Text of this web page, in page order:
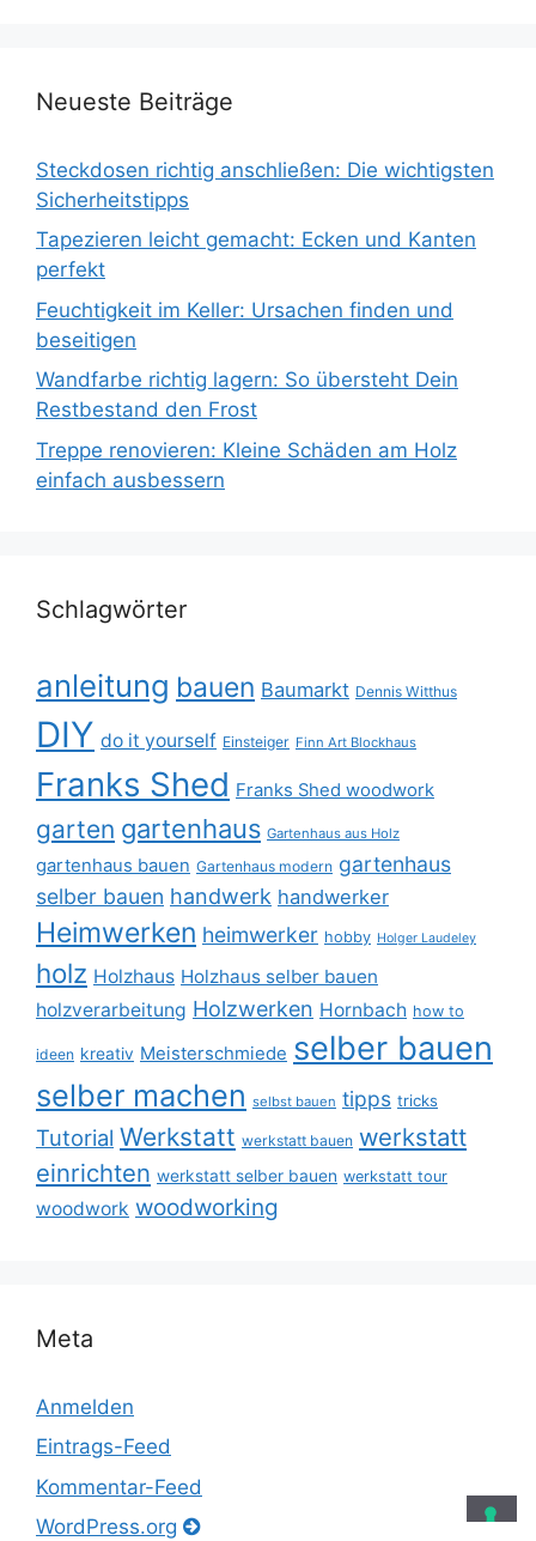
Neueste Beiträge
Steckdosen richtig anschließen: Die wichtigsten
Sicherheitstipps
Tapezieren leicht gemacht: Ecken und Kanten
perfekt
Feuchtigkeit im Keller: Ursachen finden und
beseitigen
Wandfarbe richtig lagern: So übersteht Dein
Restbestand den Frost
Treppe renovieren: Kleine Schäden am Holz
einfach ausbessern
Schlagwörter
anleitung bauen Baumarkt Dennis Witthus
DIY do it yourself Einsteiger Finn Art Blockhaus
Franks Shed Franks Shed woodwork
garten gartenhaus Gartenhaus aus Holz
gartenhaus bauen Gartenhaus modern gartenhaus
selber bauen handwerk handwerker
Heimwerken heimwerker hobby Holger Laudeley
holz Holzhaus Holzhaus selber bauen
holzverarbeitung Holzwerken Hornbach how to
ideen kreativ Meisterschmiede selber bauen
selber machen selbst bauen tipps tricks
Tutorial Werkstatt werkstatt bauen werkstatt
einrichten werkstatt selber bauen werkstatt tour
woodwork woodworking
Meta
Anmelden
Eintrags-Feed
Kommentar-Feed
WordPress.org